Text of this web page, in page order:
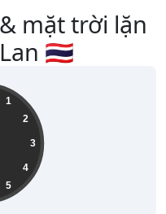
mặt trời lặn
🇹🇭
1
2
3
4
5